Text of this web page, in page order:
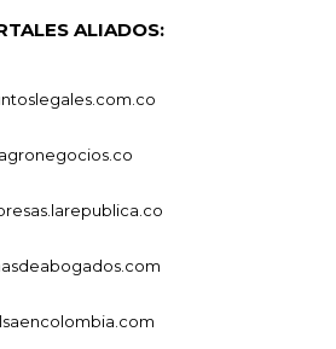
ALIADOS:
agronegocios.co